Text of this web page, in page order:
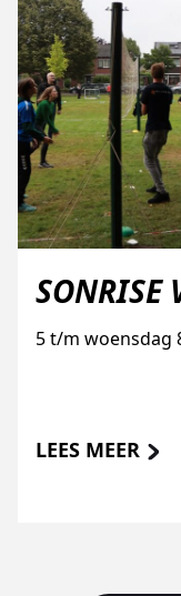
SONRISE
5 t/m woensdag
LEES MEER